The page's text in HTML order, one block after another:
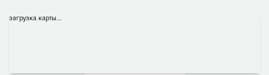
загрузка карты...